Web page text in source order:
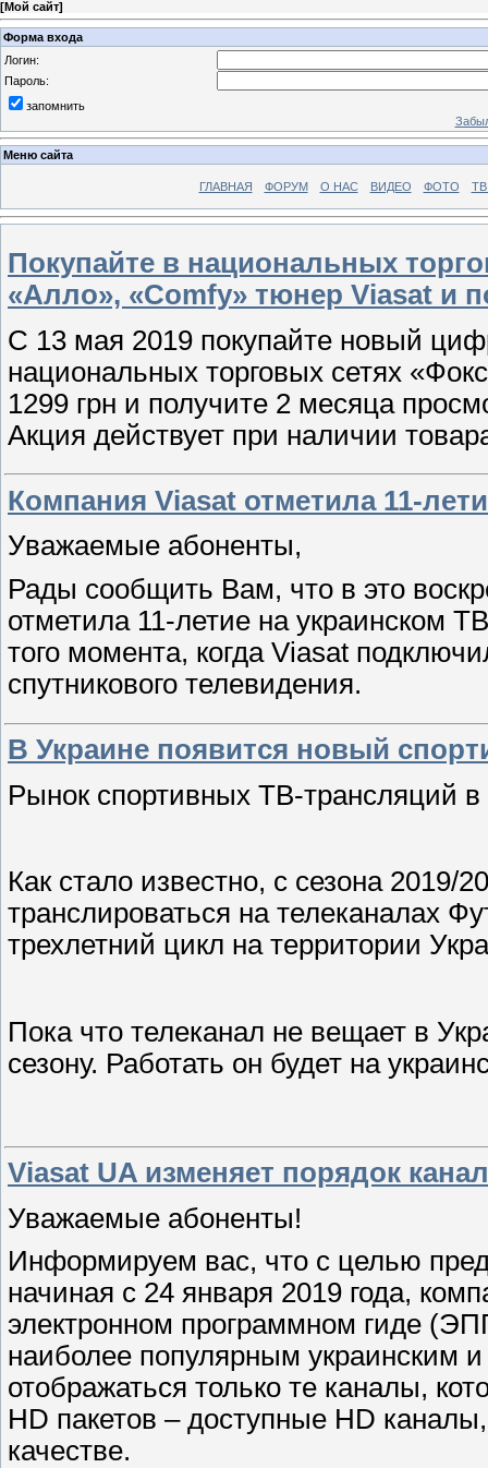
[Мой сайт]
Форма входа
Логин:
Пароль:
запомнить
Меню сайта
ГЛАВНАЯ ФОРУМ О НАС ВИДЕО ФОТО ТВ
Покупайте в национальных
«Алло», «Comfy» тюнер Viasat и
С 13 мая 2019 покупайте новый
национальных торговых сетях
1299 грн и получите 2 месяца
Акция действует при наличии
Компания Viasat отметила 11-
Уважаемые абоненты,
Рады сообщить Вам, что в это
отметила 11-летие на украинском
того момента, когда Viasat
спутникового телевидения.
В Украине появится новый
Рынок спортивных ТВ-трансляций
Как стало известно, с сезона 2019/
транслироваться на телеканалах
трехлетний цикл на территории
Пока что телеканал не вещает в
сезону. Работать он будет на
Viasat UA изменяет порядок
Уважаемые абоненты!
Информируем вас, что с целью
начиная с 24 января 2019 года,
электронном программном гиде
наиболее популярным украинским
отображаться только те каналы,
HD пакетов – доступные HD
качестве.